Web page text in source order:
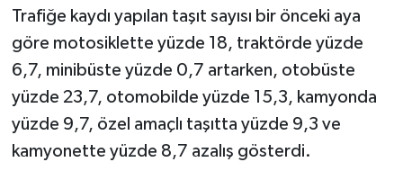
Trafiğe kaydı yapılan taşıt sayısı bir önceki aya
göre motosiklette yüzde 18, traktörde yüzde
6,7, minibüste yüzde 0,7 artarken, otobüste
yüzde 23,7, otomobilde yüzde 15,3, kamyonda
yüzde 9,7, özel amaçlı taşıtta yüzde 9,3 ve
kamyonette yüzde 8,7 azalış gösterdi.